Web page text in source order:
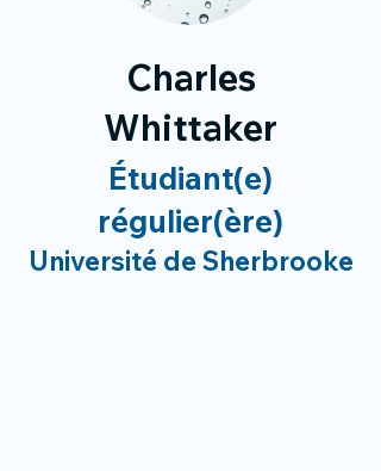
Charles
Whittaker
Étudiant(e)
régulier(ère)
Université de Sherbrooke